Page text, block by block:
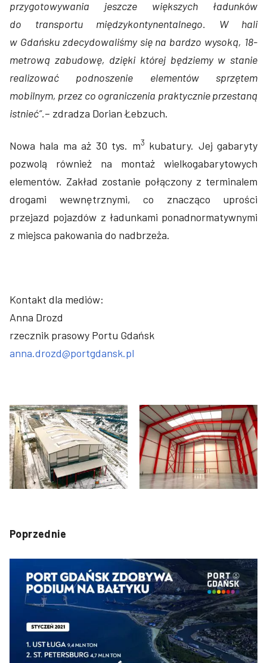
przygotowywania jeszcze większych ładunków
do transportu międzykontynentalnego. W hali
w Gdańsku zdecydowaliśmy się na bardzo wysoką, 18-
metrową zabudowę, dzięki której będziemy w stanie
realizować podnoszenie elementów sprzętem
mobilnym, przez co ograniczenia praktycznie przestaną
istnieć”.– zdradza Dorian Łebzuch.
Nowa hala ma aż 30 tys. m3 kubatury. Jej gabaryty
pozwolą również na montaż wielkogabarytowych
elementów. Zakład zostanie połączony z terminalem
drogami wewnętrznymi, co znacząco uprości
przejazd pojazdów z ładunkami ponadnormatywnymi
z miejsca pakowania do nadbrzeża.
Kontakt dla mediów:
Anna Drozd
rzecznik prasowy Portu Gdańsk
anna.drozd@portgdansk.pl
Poprzednie